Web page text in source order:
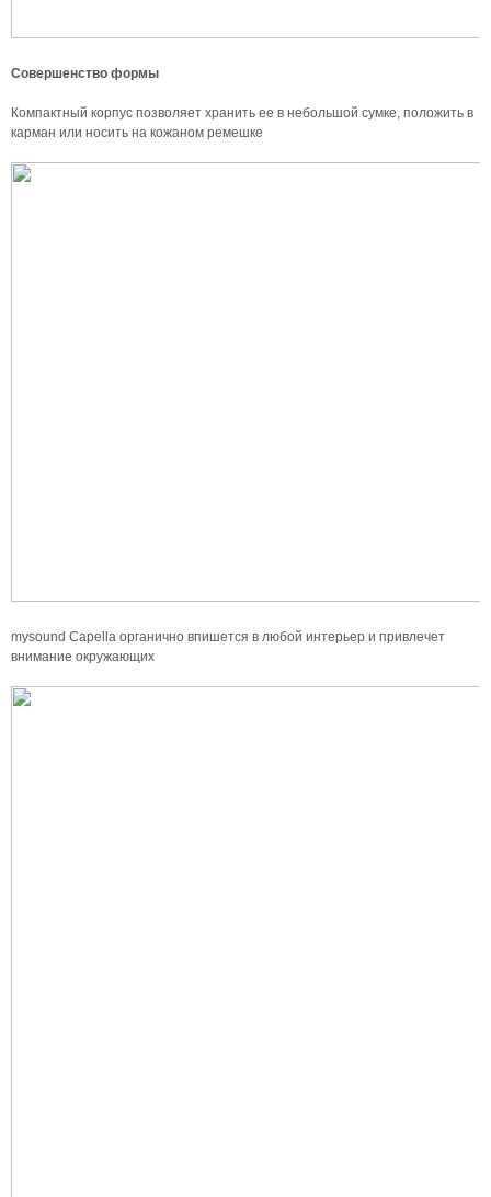
Совершенство формы
Компактный корпус позволяет хранить ее в небольшой сумке, положить в
карман или носить на кожаном ремешке
mysound Capella органично впишется в любой интерьер и привлечет
внимание окружающих